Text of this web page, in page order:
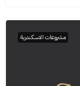
مشروعات الاسكندرية